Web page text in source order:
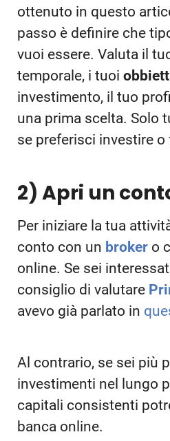
ottenuto in questo
passo è definire che
vuoi essere. Valuta il
temporale, i tuoi
investimento, il tuo
una prima scelta. Solo
se preferisci investire o
2) Apri un
Per iniziare la tua
conto con un broker o
online. Se sei
consiglio di valutare
avevo già parlato in
Al contrario, se sei più
investimenti nel lungo
capitali consistenti
banca online.